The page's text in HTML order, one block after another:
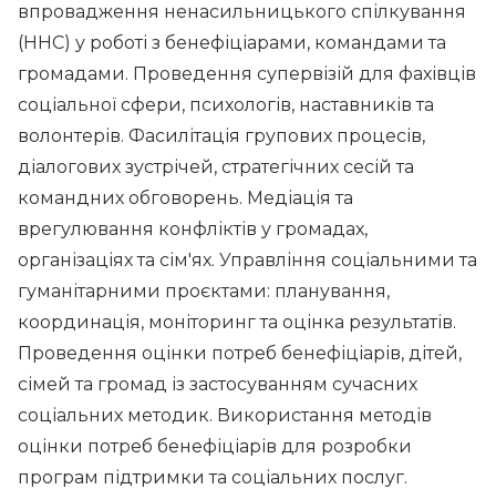
впровадження ненасильницького спілкування
(ННС) у роботі з бенефіціарами, командами та
громадами. Проведення супервізій для фахівців
соціальної сфери, психологів, наставників та
волонтерів. Фасилітація групових процесів,
діалогових зустрічей, стратегічних сесій та
командних обговорень. Медіація та
врегулювання конфліктів у громадах,
організаціях та сім'ях. Управління соціальними та
гуманітарними проєктами: планування,
координація, моніторинг та оцінка результатів.
Проведення оцінки потреб бенефіціарів, дітей,
сімей та громад із застосуванням сучасних
соціальних методик. Використання методів
оцінки потреб бенефіціарів для розробки
програм підтримки та соціальних послуг.